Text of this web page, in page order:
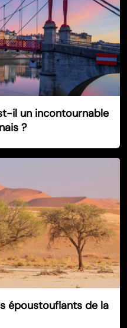
il un incontournable
?
époustouflants de la